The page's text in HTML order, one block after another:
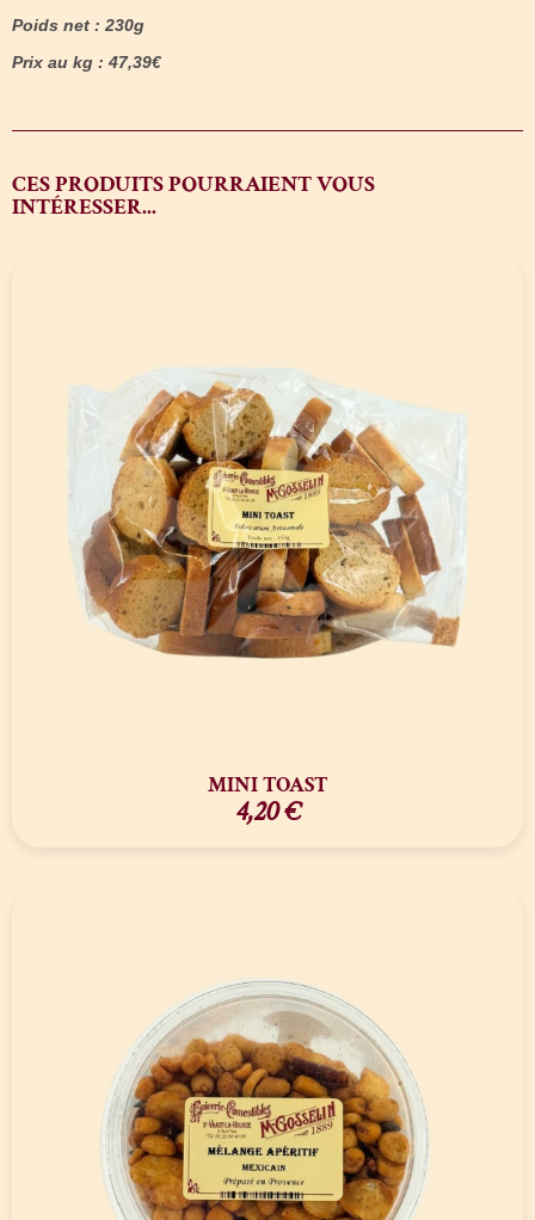
Poids net : 230g
Prix au kg : 47,39€
CES PRODUITS POURRAIENT VOUS
INTÉRESSER...
MINI TOAST
4,20€